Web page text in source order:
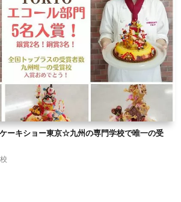
ーキショー東京☆九州の専門学校で唯一の受